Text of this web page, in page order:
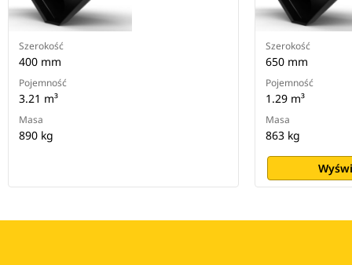
Szerokość
400 mm
Pojemność
3.21 m³
Masa
890 kg
Szerokość
650 mm
Pojemność
1.29 m³
Masa
863 kg